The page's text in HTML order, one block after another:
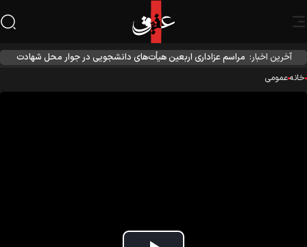
آخرین اخبار: مراسم عزاداری اربعین هیأت‌های دانشجویی در جوار محل شهادت
عمومی